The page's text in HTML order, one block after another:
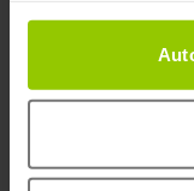
Vous pouvez
tout moment en
cookies ou en
Si vous le
Collecter des
prise.